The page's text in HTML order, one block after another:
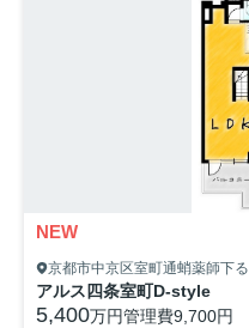
NEW
京都市中京区室町通蛸薬師下る
アルス四条室町D-style
5,400万円管理費9,700円